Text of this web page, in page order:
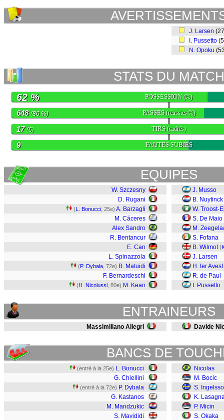
J. Larsen
I. Pussetto
N. Opoku
STATS DU MATCH
POSSESSION(%)
62 %
PASSES(réussies %)
648(86 %)
TIRS(cadrés)
17(6)
FAUTES SUBIES
9
EQUIPES
W. Szczesny
D. Rugani
(L. Bonucci , 25e) A. Barzagli
M. Cáceres
Alex Sandro
R. Bentancur
E. Can
L. Spinazzola
(P. Dybala , 72e) B. Matuidi
F. Bernardeschi
(H. Nicolussi , 80e) M. Kean
J. Musso
B. Nuytinck
W. Troost-
S. De Maio
M.
S. Fofana
B. Wilmot (
J. Larsen
H. ter Avest
R. de Paul
I. Pussetto
ENTRAINEURS
Massimiliano Allegri Davide
BANCS DE
(entré à la 25e) L. Bonucci
G. Chiellini
(entré à la 72e) P. Dybala
G. Kastanos
M. Mandzukic
S. Mavididi
Nicolas
M. Bocic
S.
K.
P. Micin
S. Okaka